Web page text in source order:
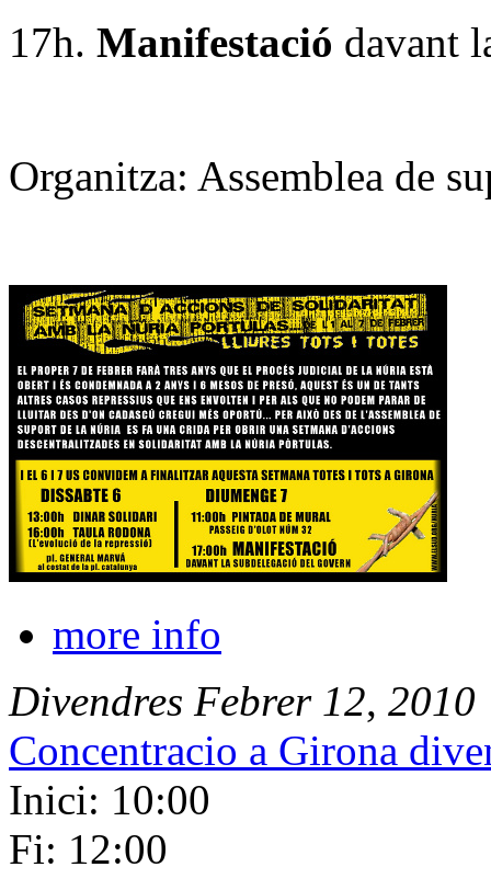
17h. Manifestació davant
Organitza: Assemblea de
more info
Divendres Febrer 12, 2010
Concentracio a Girona
Inici: 10:00
Fi: 12:00